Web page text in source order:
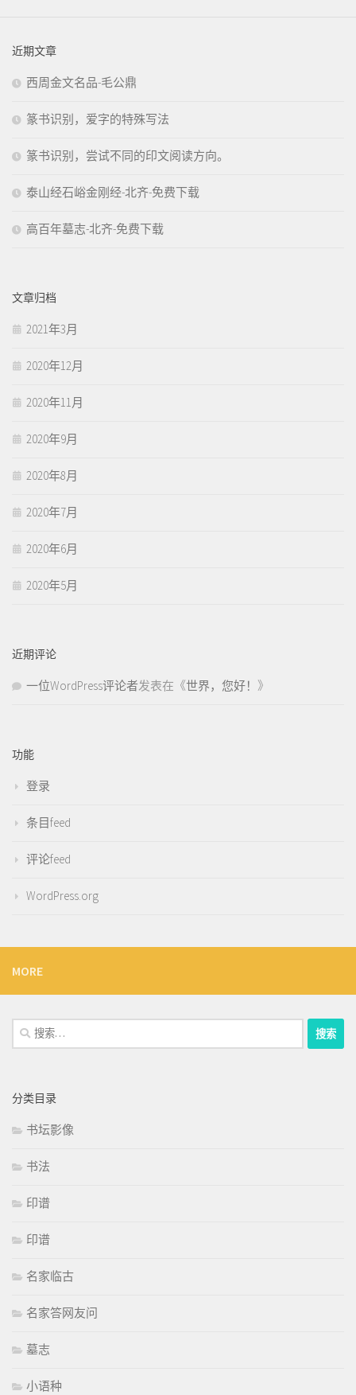
近期文章
西周金文名品-毛公鼎
篆书识别，爱字的特殊写法
篆书识别，尝试不同的印文阅读方向。
泰山经石峪金刚经-北齐-免费下载
高百年墓志-北齐-免费下载
文章归档
2021年3月
2020年12月
2020年11月
2020年9月
2020年8月
2020年7月
2020年6月
2020年5月
近期评论
一位WordPress评论者发表在《世界，您好！ 》
功能
登录
条目feed
评论feed
WordPress.org
MORE
搜
索：
分类目录
书坛影像
书法
印谱
印谱
名家临古
名家答网友问
墓志
小语种